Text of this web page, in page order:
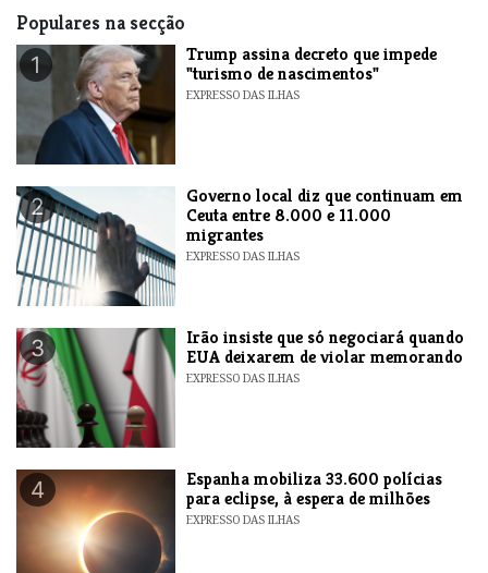
Populares na secção
1
Trump assina decreto que impede
"turismo de nascimentos"
EXPRESSO DAS ILHAS
2
​Governo local diz que continuam em
Ceuta entre 8.000 e 11.000
migrantes
EXPRESSO DAS ILHAS
3
​Irão insiste que só negociará quando
EUA deixarem de violar memorando
EXPRESSO DAS ILHAS
4
Espanha mobiliza 33.600 polícias
para eclipse, à espera de milhões
EXPRESSO DAS ILHAS